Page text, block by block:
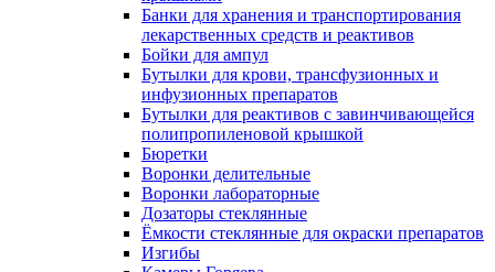
Банки для хранения и транспортирования
лекарственных средств и реактивов
Бойки для ампул
Бутылки для крови, трансфузионных и
инфузионных препаратов
Бутылки для реактивов с завинчивающейся
полипропиленовой крышкой
Бюретки
Воронки делительные
Воронки лабораторные
Дозаторы стеклянные
Ёмкости стеклянные для окраски препаратов
Изгибы